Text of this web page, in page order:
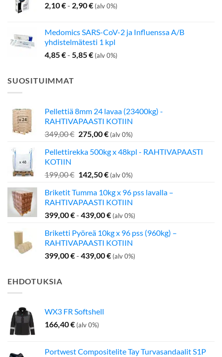
2,10€- 2,90€ (alv 0%)
Medomics SARS-CoV-2 ja Influenssa A/B
yhdistelmätesti 1 kpl
4,85€- 5,85€ (alv 0%)
SUOSITUIMMAT
Pellettiä 8mm 24 lavaa (23400kg) -
RAHTIVAPAASTI KOTIIN
349,00€ Alkuperäinen
oli:
275,00€Nykyinen
on:
(alv 0%)
Pellettirekka 500kg x 48kpl - RAHTIVAPAASTI
KOTIIN
199,00€ Alkuperäinen
oli:
199,00 €.
142,50€Nykyinen
on:
142,50 €.
(alv 0%)
Briketit Tumma 10kg x 96 pss lavalla –
RAHTIVAPAASTI KOTIIN
399,00€- 439,00€ (alv 0%)
Briketti Pyöreä 10kg x 96 pss (960kg) –
RAHTIVAPAASTI KOTIIN
399,00€- 439,00€ (alv 0%)
EHDOTUKSIA
WX3 FR Softshell
166,40€ (alv 0%)
Portwest Compositelite Tay Turvasandaalit S1P